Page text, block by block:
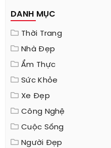
DANH MỤC
Thời Trang
Nhà Đẹp
Ẩm Thực
Sức Khỏe
Xe Đẹp
Công Nghệ
Cuộc Sống
Người Đẹp